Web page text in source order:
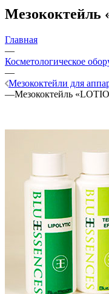
Мезококтейль
Главная
—
Косметологическое
—
Мезококтейли для
—Мезококтейль